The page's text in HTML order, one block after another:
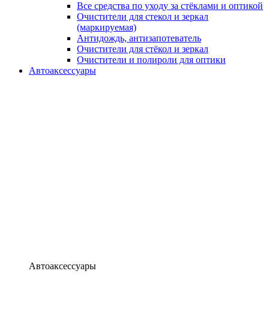
Все средства по уходу за стёклами и оптикой
Очистители для стекол и зеркал
(маркируемая)
Антидождь, антизапотеватель
Очистители для стёкол и зеркал
Очистители и полироли для оптики
Автоаксессуары
Автоаксессуары